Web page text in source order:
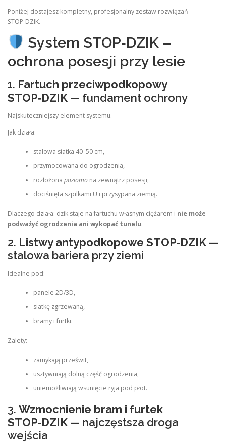
Poniżej dostajesz kompletny, profesjonalny zestaw rozwiązań
STOP‑DZIK.
System STOP‑DZIK –
ochrona posesji przy lesie
1. Fartuch przeciwpodkopowy
STOP‑DZIK — fundament ochrony
Najskuteczniejszy element systemu.
Jak działa:
stalowa siatka 40–50 cm,
przymocowana do ogrodzenia,
rozłożona poziomona zewnątrz posesji,
dociśnięta szpilkami U i przysypana ziemią.
Dlaczego działa: dzik staje na fartuchu własnym ciężarem i nie może
podważyć ogrodzenia ani wykopać tunelu.
2. Listwy antypodkopowe STOP‑DZIK —
stalowa bariera przy ziemi
Idealne pod:
panele 2D/3D,
siatkę zgrzewaną,
bramy i furtki.
Zalety:
zamykają prześwit,
usztywniają dolną część ogrodzenia,
uniemożliwiają wsunięcie ryja pod płot.
3. Wzmocnienie bram i furtek
STOP‑DZIK — najczęstsza droga
wejścia